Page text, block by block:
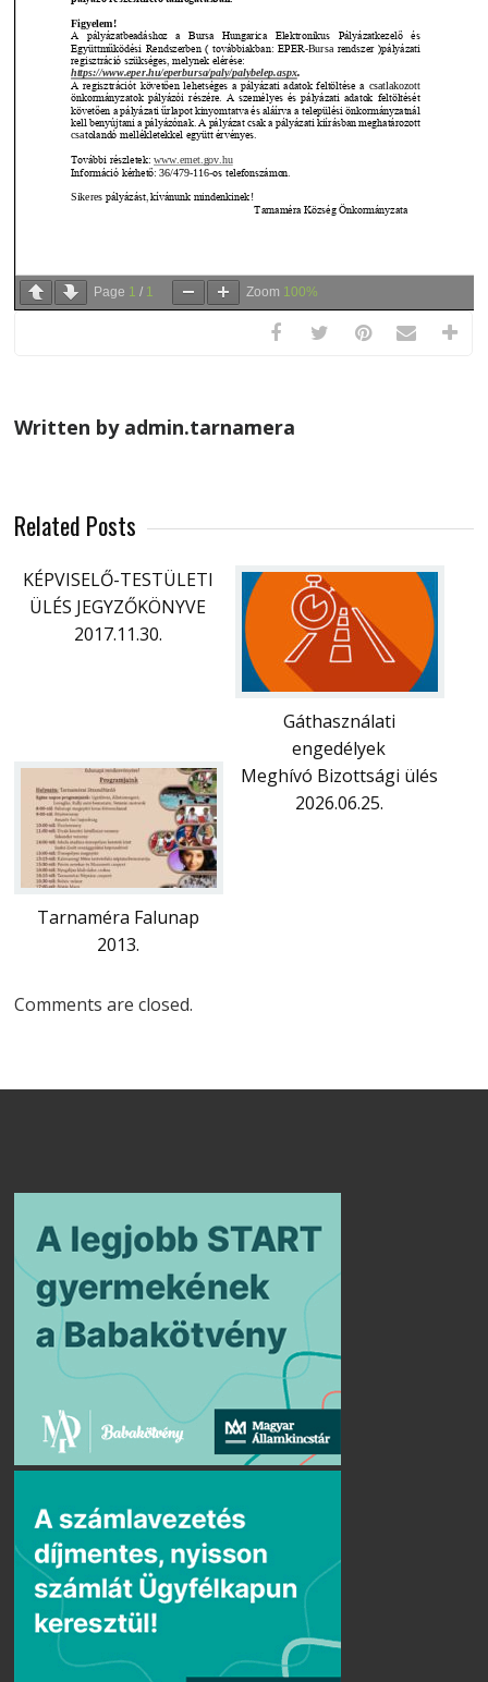
Page 1 / 1 Zoom 100%
Written by admin.tarnamera
Related Posts
KÉPVISELŐ-TESTÜLETI
ÜLÉS JEGYZŐKÖNYVE
2017.11.30.
Gáthasználati
engedélyek
Tarnaméra Falunap
2013.
Meghívó Bizottsági ülés
2026.06.25.
Comments are closed.